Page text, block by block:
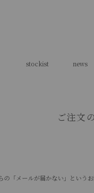
stockist news
ご注文
「メールが届かない」という